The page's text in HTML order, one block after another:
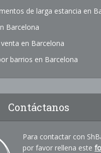
de larga estancia en
Barcelona
en Barcelona
barrios en Barcelona
Contáctanos
Para contactar con
por favor rellena este